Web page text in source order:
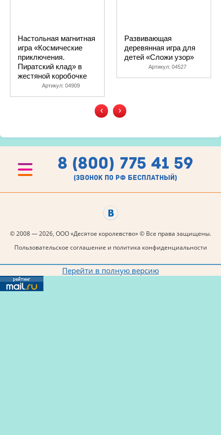
Настольная магнитная
игра «Космические
приключения.
Пиратский клад» в
жестяной коробочке
Артикул: 04909
Развивающая
деревянная игра для
детей «Сложи узор»
Артикул: 04527
‹ ›
8 (800) 775 41 59
(звонок по рф бесплатный)
© 2008 — 2026, ООО «Десятое королевство» © Все права защищены.
Пользовательское соглашение и политика конфиденциальности
Перейти в полную версию